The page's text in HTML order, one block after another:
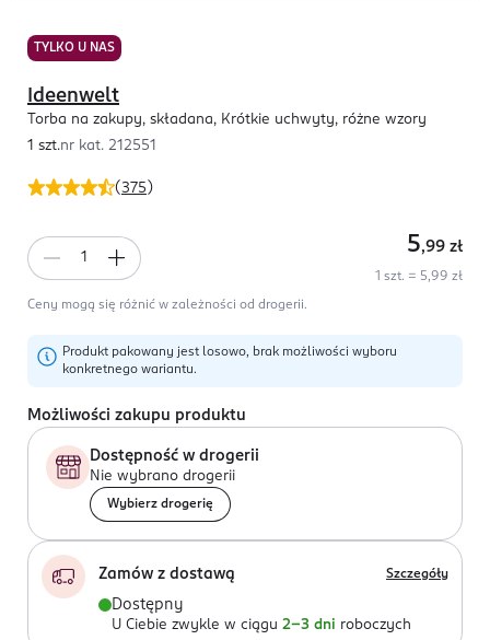
TYLKO U NAS
(375 )
Ideenwelt
Torba na zakupy, składana, Krótkie uchwyty, różne wzory
1 szt.nr kat. 212551
5,99 zł
1 szt. = 5,99 zł
Ceny mogą się różnić w zależności od drogerii.
Produkt pakowany jest losowo, brak możliwości wyboru
konkretnego wariantu.
Możliwości zakupu produktu
Dostępność w drogerii
Nie wybrano drogerii
Wybierz drogerię
Zamów z dostawą Szczegóły
Dostępny
U Ciebie zwykle w ciągu 2-3 dni roboczych